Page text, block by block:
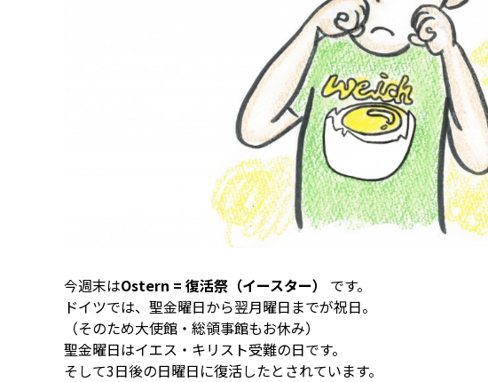
今週末はOstern = 復活祭（イースター）
です。
ドイツでは、聖金曜日から翌月曜日までが祝日。
（そのため大使館・総領事館もお休み）
聖金曜日はイエス・キリスト受難の日です。
そして3日後の日曜日に復活したとされています。